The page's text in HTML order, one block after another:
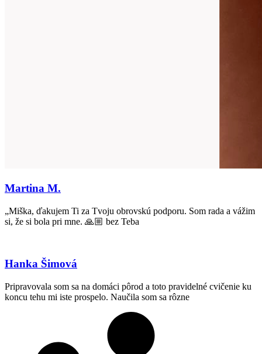
Martina M.
„Miška, ďakujem Ti za Tvoju obrovskú podporu. Som rada a vážim
si, že si bola pri mne. 🙏🏼 bez Teba
Hanka Šimová
Pripravovala som sa na domáci pôrod a toto pravidelné cvičenie ku
koncu tehu mi iste prospelo. Naučila som sa rôzne